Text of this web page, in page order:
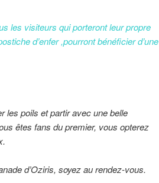
les visiteurs qui porteront leur propre
d’enfer ,pourront bénéficier d’une
les poils et partir avec une belle
êtes fans du premier, vous opterez
d’Oziris, soyez au rendez-vous.